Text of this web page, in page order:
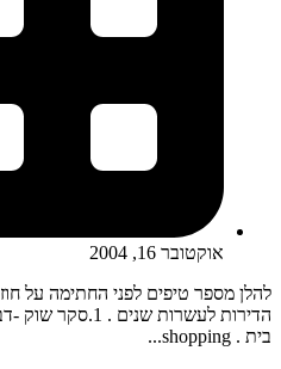
אוקטובר 16, 2004
להלן מספר טיפים לפני החתימה על
הדירות לעשרות
בית . shopping...